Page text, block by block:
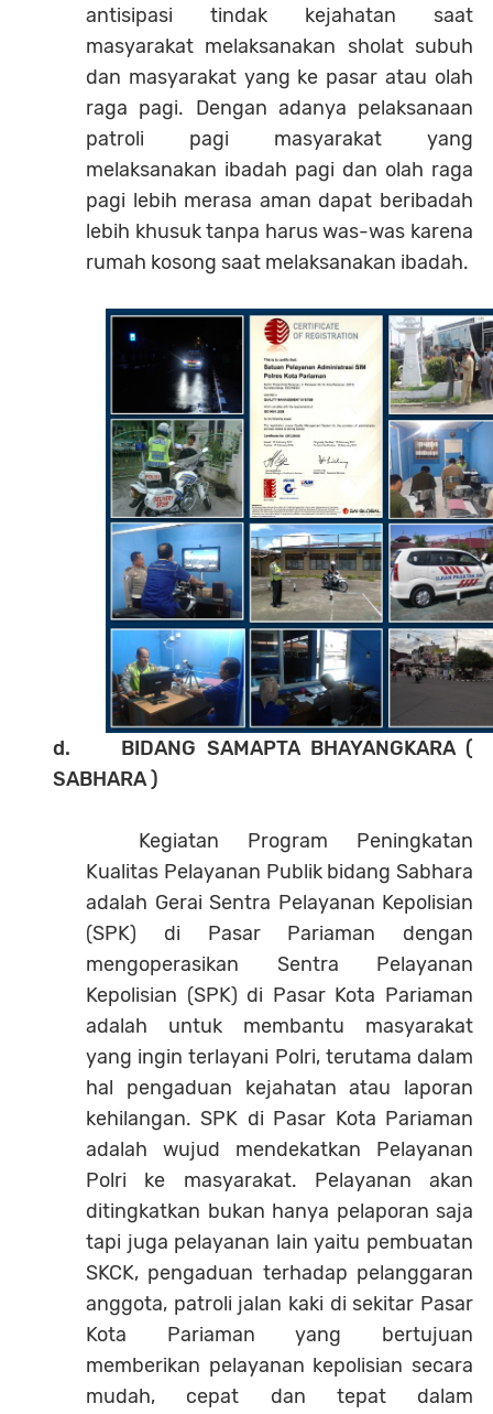
antisipasi tindak kejahatan saat
masyarakat melaksanakan sholat subuh
dan masyarakat yang ke pasar atau olah
raga pagi. Dengan adanya pelaksanaan
patroli pagi masyarakat yang
melaksanakan ibadah pagi dan olah raga
pagi lebih merasa aman dapat beribadah
lebih khusuk tanpa harus was-was karena
rumah kosong saat melaksanakan ibadah.
d. BIDANG SAMAPTA BHAYANGKARA (
SABHARA )
Kegiatan Program Peningkatan
Kualitas Pelayanan Publik bidang Sabhara
adalah Gerai Sentra Pelayanan Kepolisian
(SPK) di Pasar Pariaman dengan
mengoperasikan Sentra Pelayanan
Kepolisian (SPK) di Pasar Kota Pariaman
adalah untuk membantu masyarakat
yang ingin terlayani Polri, terutama dalam
hal pengaduan kejahatan atau laporan
kehilangan. SPK di Pasar Kota Pariaman
adalah wujud mendekatkan Pelayanan
Polri ke masyarakat. Pelayanan akan
ditingkatkan bukan hanya pelaporan saja
tapi juga pelayanan lain yaitu pembuatan
SKCK, pengaduan terhadap pelanggaran
anggota, patroli jalan kaki di sekitar Pasar
Kota Pariaman yang bertujuan
memberikan pelayanan kepolisian secara
mudah, cepat dan tepat dalam